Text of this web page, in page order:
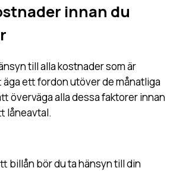
innan du
till alla kostnader som är
ett fordon utöver de månatliga
överväga alla dessa faktorer innan
låneavtal.
billån bör du ta hänsyn till din